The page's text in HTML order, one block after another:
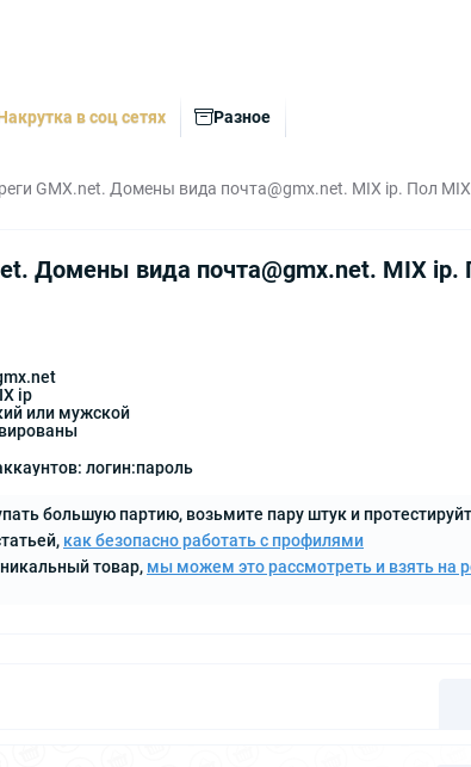
в соц сетях Разное
GMX.net. Домены вида почта@gmx.net. MIX ip. Пол
Домены вида почта@gmx.net. MIX ip.
ip
или мужской
логин:пароль
большую партию, возьмите пару штук и
как безопасно работать с профилями
товар, мы можем это рассмотреть и взять на